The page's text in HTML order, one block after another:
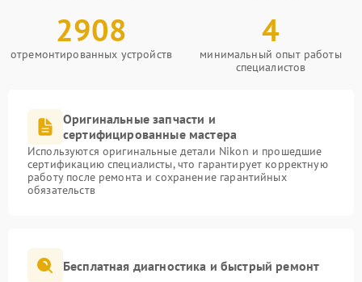
2908
отремонтированных устройств
4
минимальный опыт работы
специалистов
Оригинальные запчасти и
сертифицированные мастера
Используются оригинальные детали Nikon и прошедшие
сертификацию специалисты, что гарантирует корректную
работу после ремонта и сохранение гарантийных
обязательств
Бесплатная диагностика и быстрый ремонт